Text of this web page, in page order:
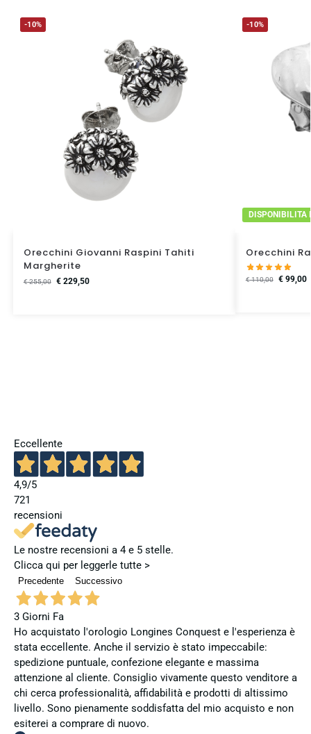
-10%
Orecchini Giovanni Raspini Tahiti
Margherite
€255,00 €229,50
-10%
DISPONIBILITA
Orecchini
€110,00 €99,00
Eccellente
4,9/5
721
recensioni
Le nostre recensioni a 4 e 5 stelle.
Clicca qui per leggerle tutte >
Precedente Successivo
3 Giorni Fa
Ho acquistato l'orologio Longines Conquest e l'esperienza è
stata eccellente. Anche il servizio è stato impeccabile:
spedizione puntuale, confezione elegante e massima
attenzione al cliente. Consiglio vivamente questo venditore a
chi cerca professionalità, affidabilità e prodotti di altissimo
livello. Sono pienamente soddisfatta del mio acquisto e non
esiterei a comprare di nuovo.